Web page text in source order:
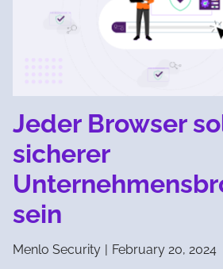
Jeder Browser
sicherer
sein
Menlo Security | February 20, 2024